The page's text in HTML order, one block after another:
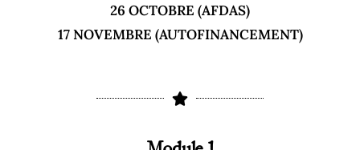
26 OCTOBRE (AFDAS)
17 NOVEMBRE (AUTOFINANCEMENT)